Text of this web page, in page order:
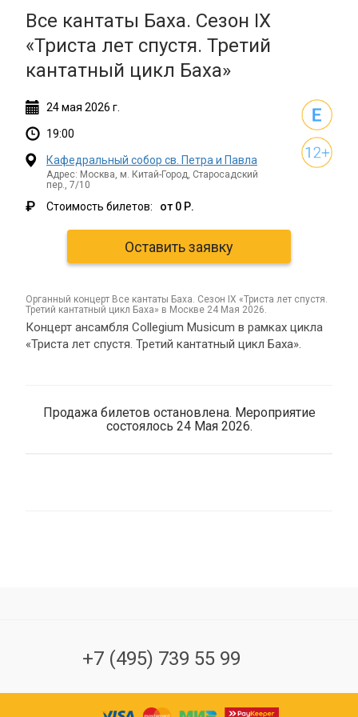
Все кантаты Баха. Сезон IX
«Триста лет спустя. Третий
кантатный цикл Баха»
24мая 2026 г.
19:00
Кафедральный собор св. Петра и Павла
Адрес: Москва, м. Китай-Город, Старосадский
пер., 7/10
₽ Стоимость билетов: от 0 Р.
Оставить заявку
органный концерт Все кантаты Баха. Сезон IX «Триста лет спустя.
Третий кантатный цикл Баха» в Москве 24 Мая 2026.
Концерт ансамбля Collegium Musicum в рамках цикла
«Триста лет спустя. Третий кантатный цикл Баха».
Продажа билетов остановлена. Мероприятие
состоялось 24 Мая 2026.
+7 (495) 739 55 99